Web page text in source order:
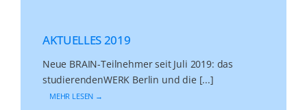
AKTUELLES 2019
Neue BRAIN-Teilnehmer seit Juli 2019: das
studierendenWERK Berlin und die [...]
MEHR LESEN →